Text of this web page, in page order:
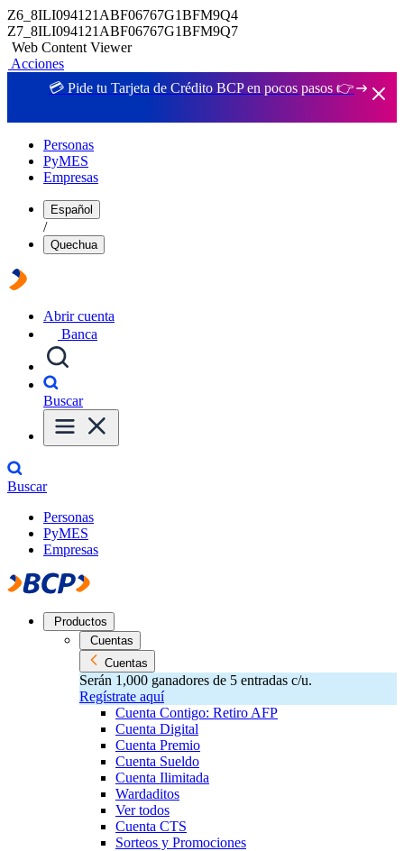
Z6_8ILI094121ABF06767G1BFM9Q4
Z7_8ILI094121ABF06767G1BFM9Q7
Web Content Viewer
Acciones
💳 Pide tu Tarjeta de Crédito BCP en pocos pasos 👉
Personas
PyMES
Empresas
Español
/
Quechua
Abrir cuenta
Banca
Buscar
Buscar
Personas
PyMES
Empresas
Productos
Cuentas
Cuentas
Serán 1,000 ganadores de 5 entradas c/u.
Regístrate aquí
Cuenta Contigo: Retiro AFP
Cuenta Digital
Cuenta Premio
Cuenta Sueldo
Cuenta Ilimitada
Wardaditos
Ver todos
Cuenta CTS
Sorteos y Promociones